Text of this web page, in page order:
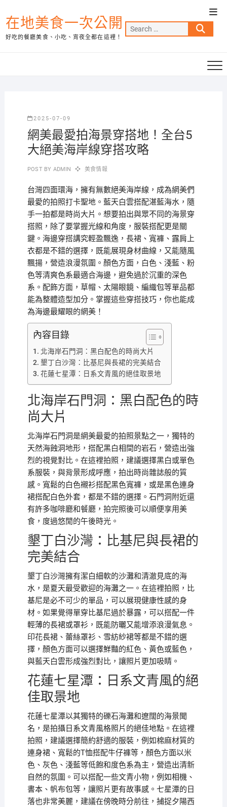
to
content
在地美食一次公開
好吃的餐廳美食、小吃、宵夜全都在這裡！
Search
…
2025-07-09
網美最愛拍海景穿搭地！全台5
大絕美海岸線穿搭攻略
POST BY ADMIN 美食情報
台灣四面環海，擁有無數絕美海岸線，成為網美們
最愛的拍照打卡聖地。藍天白雲搭配湛藍海水，隨
手一拍都是時尚大片。想要拍出與眾不同的海景穿
搭照，除了要掌握光線和角度，服裝搭配更是關
鍵。海邊穿搭講究輕盈飄逸，長裙、寬褲、露肩上
衣都是不錯的選擇，既能展現身材曲線，又能隨風
飄揚，營造浪漫氛圍。顏色方面，白色、淺藍、粉
色等清爽色系最適合海邊，避免過於沉重的深色
系。配飾方面，草帽、太陽眼鏡、編織包等單品都
能為整體造型加分。掌握這些穿搭技巧，你也能成
為海邊最耀眼的網美！
內容目錄
北海岸石門洞：黑白配色的時尚大片
墾丁白沙灣：比基尼與長裙的完美結合
花蓮七星潭：日系文青風的絕佳取景地
北海岸石門洞：黑白配色的時
尚大片
北海岸石門洞是網美最愛的拍照景點之一，獨特的
天然海蝕洞地形，搭配黑白相間的岩石，營造出強
烈的視覺對比。在這裡拍照，建議選擇黑白或單色
系服裝，與背景形成呼應，拍出時尚雜誌般的質
感。寬鬆的白色襯衫搭配黑色寬褲，或是黑色連身
裙搭配白色外套，都是不錯的選擇。石門洞附近還
有許多咖啡廳和餐廳，拍完照後可以順便享用美
食，度過悠閒的午後時光。
墾丁白沙灣：比基尼與長裙的
完美結合
墾丁白沙灣擁有潔白細軟的沙灘和清澈見底的海
水，是夏天最受歡迎的海灘之一。在這裡拍照，比
基尼是必不可少的單品，可以展現健康性感的身
材。如果覺得單穿比基尼過於暴露，可以搭配一件
輕薄的長裙或罩衫，既能防曬又能增添浪漫氣息。
印花長裙、蕾絲罩衫、雪紡紗裙等都是不錯的選
擇，顏色方面可以選擇鮮豔的紅色、黃色或藍色，
與藍天白雲形成強烈對比，讓照片更加吸睛。
花蓮七星潭：日系文青風的絕
佳取景地
花蓮七星潭以其獨特的礫石海灘和遼闊的海景聞
名，是拍攝日系文青風格照片的絕佳地點。在這裡
拍照，建議選擇簡約舒適的服裝，例如棉麻材質的
連身裙、寬鬆的T恤搭配牛仔褲等，顏色方面以米
色、灰色、淺藍等低飽和度色系為主，營造出清新
自然的氛圍。可以搭配一些文青小物，例如相機、
書本、帆布包等，讓照片更有故事感。七星潭的日
落也非常美麗，建議在傍晚時分前往，捕捉夕陽西